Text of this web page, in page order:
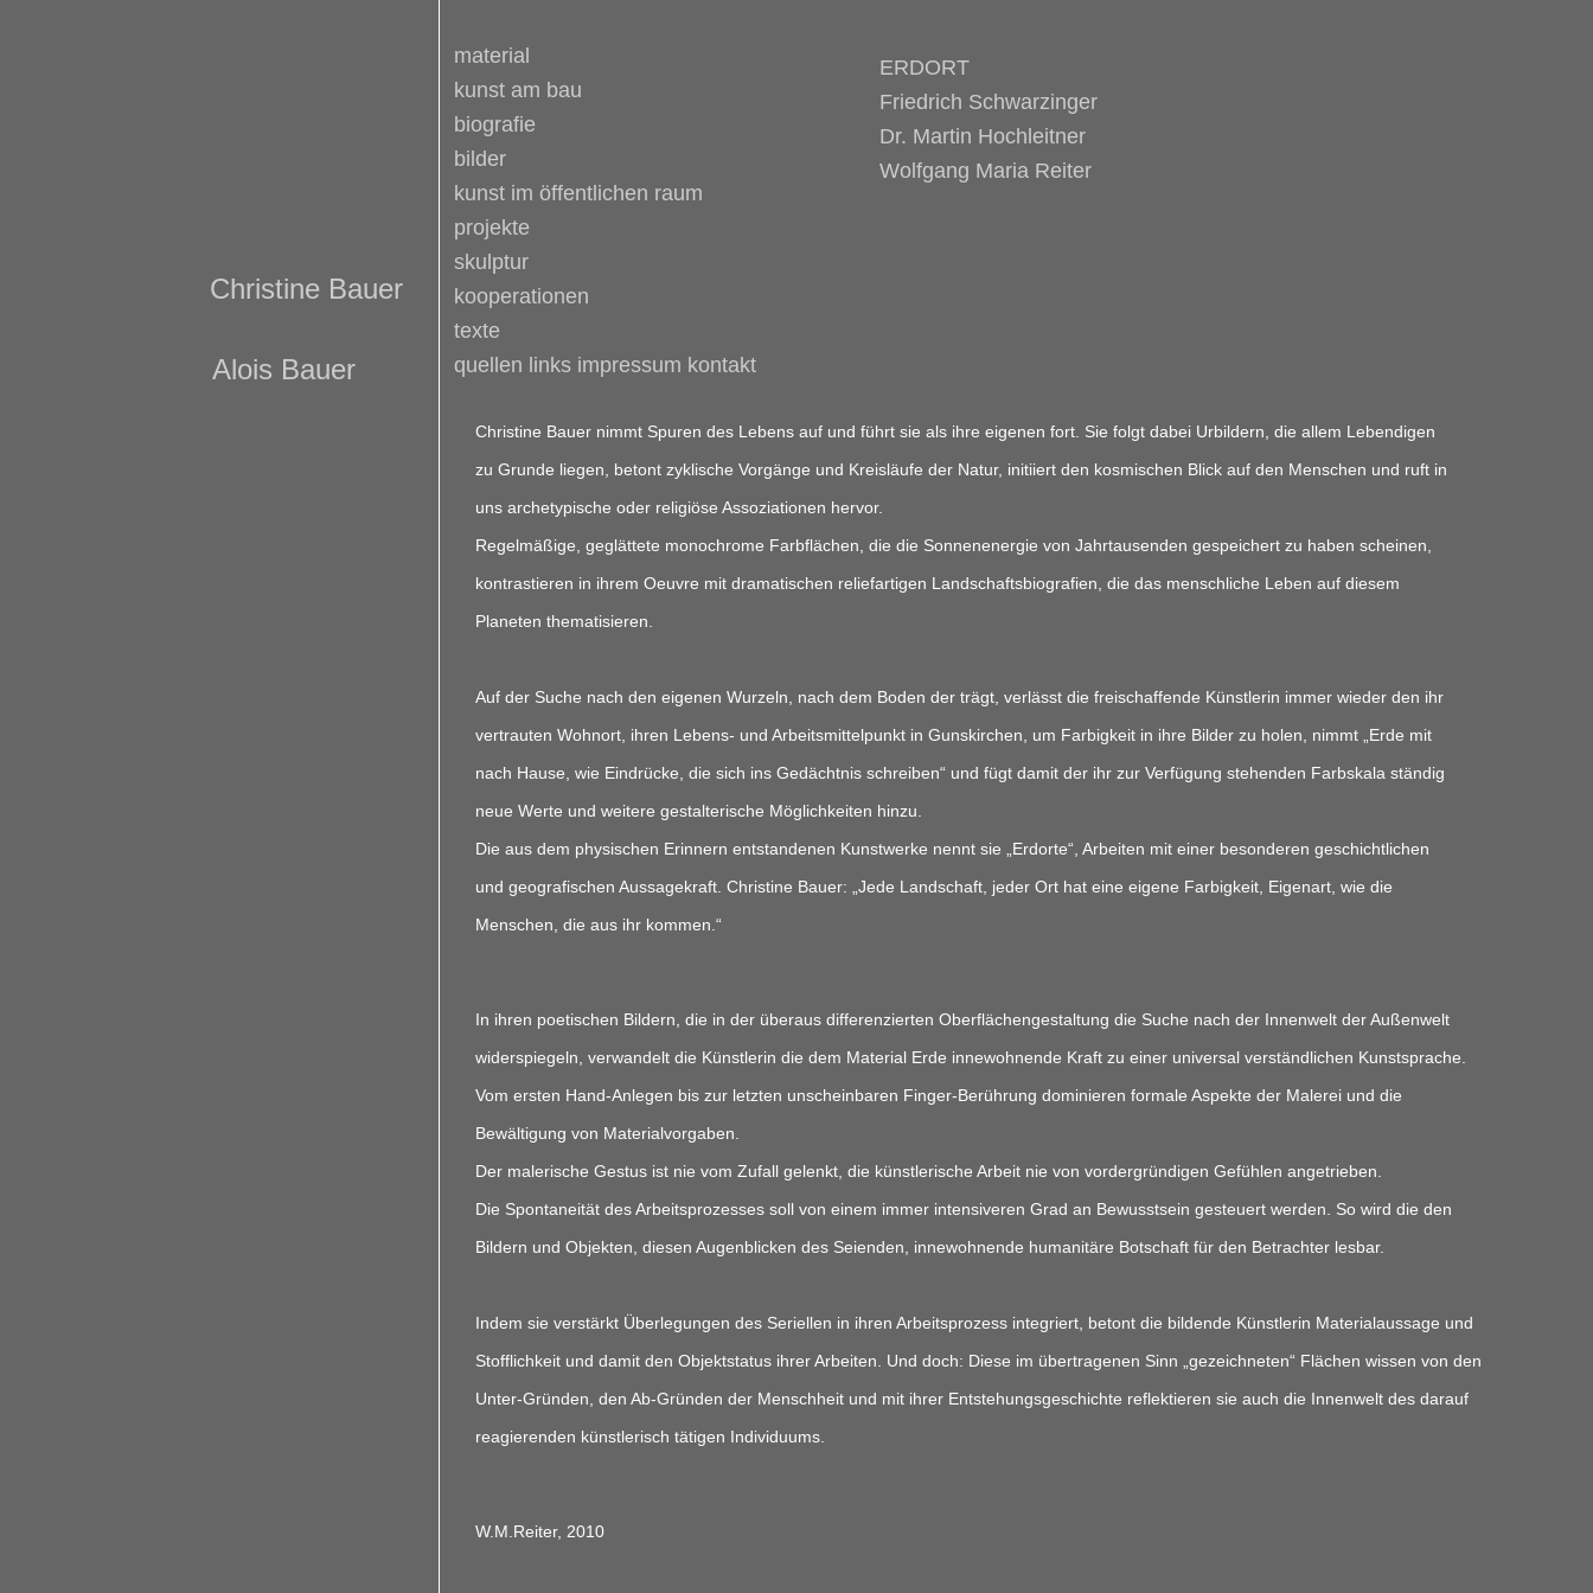
Christine Bauer
Alois Bauer
material
kunst am bau
biografie
bilder
kunst im öffentlichen raum
projekte
skulptur
kooperationen
texte
quellen links impressum kontakt
ERDORT
Friedrich Schwarzinger
Dr. Martin Hochleitner
Wolfgang Maria Reiter
Christine Bauer nimmt Spuren des Lebens auf und führt sie als ihre eigenen fort. Sie folgt dabei Urbildern, die allem Lebendigen
zu Grunde liegen, betont zyklische Vorgänge und Kreisläufe der Natur, initiiert den kosmischen Blick auf den Menschen und ruft in
uns archetypische oder religiöse Assoziationen hervor.
Regelmäßige, geglättete monochrome Farbflächen, die die Sonnenenergie von Jahrtausenden gespeichert zu haben scheinen,
kontrastieren in ihrem Oeuvre mit dramatischen reliefartigen Landschaftsbiografien, die das menschliche Leben auf diesem
Planeten thematisieren.
Auf der Suche nach den eigenen Wurzeln, nach dem Boden der trägt, verlässt die freischaffende Künstlerin immer wieder den ihr
vertrauten Wohnort, ihren Lebens- und Arbeitsmittelpunkt in Gunskirchen, um Farbigkeit in ihre Bilder zu holen, nimmt „Erde mit
nach Hause, wie Eindrücke, die sich ins Gedächtnis schreiben“ und fügt damit der ihr zur Verfügung stehenden Farbskala ständig
neue Werte und weitere gestalterische Möglichkeiten hinzu.
Die aus dem physischen Erinnern entstandenen Kunstwerke nennt sie „Erdorte“, Arbeiten mit einer besonderen geschichtlichen
und geografischen Aussagekraft. Christine Bauer: „Jede Landschaft, jeder Ort hat eine eigene Farbigkeit, Eigenart, wie die
Menschen, die aus ihr kommen.“
In ihren poetischen Bildern, die in der überaus differenzierten Oberflächengestaltung die Suche nach der Innenwelt der Außenwelt
widerspiegeln, verwandelt die Künstlerin die dem Material Erde innewohnende Kraft zu einer universal verständlichen Kunstsprache.
Vom ersten Hand-Anlegen bis zur letzten unscheinbaren Finger-Berührung dominieren formale Aspekte der Malerei und die
Bewältigung von Materialvorgaben.
Der malerische Gestus ist nie vom Zufall gelenkt, die künstlerische Arbeit nie von vordergründigen Gefühlen angetrieben.
Die Spontaneität des Arbeitsprozesses soll von einem immer intensiveren Grad an Bewusstsein gesteuert werden. So wird die den
Bildern und Objekten, diesen Augenblicken des Seienden, innewohnende humanitäre Botschaft für den Betrachter lesbar.
Indem sie verstärkt Überlegungen des Seriellen in ihren Arbeitsprozess integriert, betont die bildende Künstlerin Materialaussage und
Stofflichkeit und damit den Objektstatus ihrer Arbeiten. Und doch: Diese im übertragenen Sinn „gezeichneten“ Flächen wissen von den
Unter-Gründen, den Ab-Gründen der Menschheit und mit ihrer Entstehungsgeschichte reflektieren sie auch die Innenwelt des darauf
reagierenden künstlerisch tätigen Individuums.
W.M.Reiter, 2010